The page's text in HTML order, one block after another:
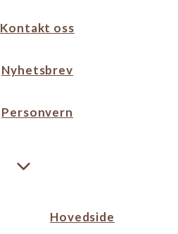
Kontakt oss
Nyhetsbrev
Personvern
Hovedside